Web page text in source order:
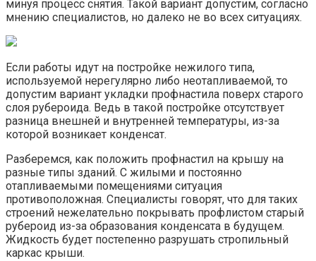
минуя процесс снятия. Такой вариант допустим, согласно
мнению специалистов, но далеко не во всех ситуациях.
Если работы идут на постройке нежилого типа,
используемой нерегулярно либо неотапливаемой, то
допустим вариант укладки профнастила поверх старого
слоя рубероида. Ведь в такой постройке отсутствует
разница внешней и внутренней температуры, из-за
которой возникает конденсат.
Разберемся, как положить профнастил на крышу на
разные типы зданий. С жилыми и постоянно
отапливаемыми помещениями ситуация
противоположная. Специалисты говорят, что для таких
строений нежелательно покрывать профлистом старый
рубероид из-за образования конденсата в будущем.
Жидкость будет постепенно разрушать стропильный
каркас крыши.